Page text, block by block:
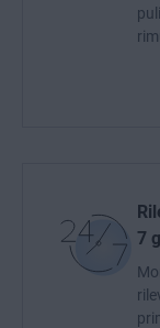
7